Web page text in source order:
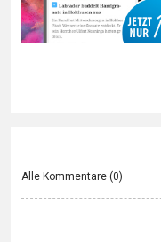
Alle Kommentare (0)